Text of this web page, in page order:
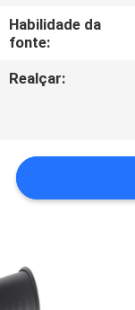
NOS
NOTÍCIA
CASOS
MAPA
SITE
Habilidade da
fonte:
Realçar: